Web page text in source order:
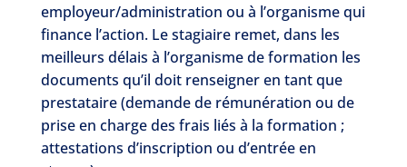
employeur/administration ou à l’organisme qui
finance l’action. Le stagiaire remet, dans les
meilleurs délais à l’organisme de formation les
documents qu’il doit renseigner en tant que
prestataire (demande de rémunération ou de
prise en charge des frais liés à la formation ;
attestations d’inscription ou d’entrée en